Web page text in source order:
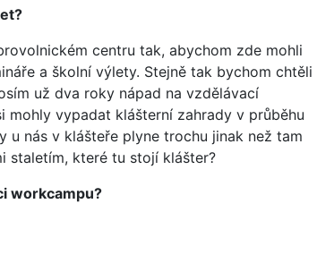
centru tak, abychom zde mohli
a školní výlety. Stejně tak bychom chtěli
už dva roky nápad na vzdělávací
mohly vypadat klášterní zahrady v průběhu
nás v klášteře plyne trochu jinak než tam
staletím, které tu stojí klášter?
workcampu?